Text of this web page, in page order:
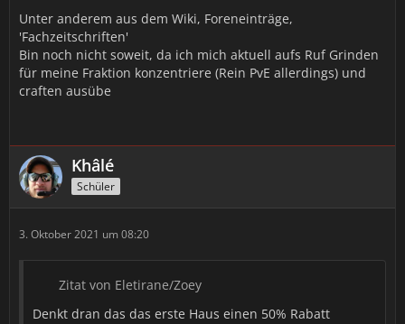
Unter anderem aus dem Wiki, Foreneinträge,
'Fachzeitschriften'
Bin noch nicht soweit, da ich mich aktuell aufs Ruf Grinden
für meine Fraktion konzentriere (Rein PvE allerdings) und
craften ausübe
Khâlé
Schüler
3. Oktober 2021 um 08:20
Zitat von Eletirane/Zoey
Denkt dran das das erste Haus einen 50% Rabatt